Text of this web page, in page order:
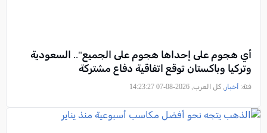
أي هجوم على إحداها هجوم على الجميع".. السعودية
وتركيا وباكستان توقع اتفاقية دفاع مشتركة
فئة: أخبار , كل العرب, 2026-08-07 14:23:27